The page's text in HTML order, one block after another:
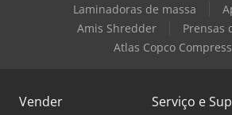
Laminadoras de massa
Amis Shredder
Prensas
Atlas Copco
Vender Serviço e